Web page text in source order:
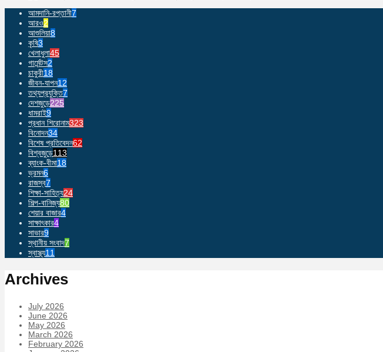
আমদানি-রপ্তানী7
আরও2
আশুলিয়া8
কৃষি3
খেলাধুলা45
গার্মেন্টস2
চাকুরী18
জীবন-যাপন12
তথ্যপ্রযুক্তি7
দেশজুড়ে225
ধামরাই9
প্রধান শিরোনাম323
বিনোদন34
বিশেষ প্রতিবেদন62
বিশ্বজুড়ে113
ব্যাংক-বীমা18
ভ্রমন6
রাজস্ব7
শিক্ষা-সাহিত্য24
শিল্প-বানিজ্য80
শেয়ার বাজার4
সাক্ষাৎকার4
সাভার9
স্থানীয় সংবাদ7
স্বাস্থ্য11
Archives
July 2026
June 2026
May 2026
March 2026
February 2026